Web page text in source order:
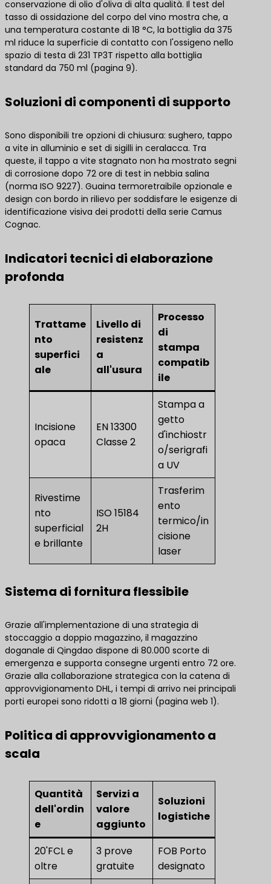
conservazione di olio d'oliva di alta qualità. Il test del
tasso di ossidazione del corpo del vino mostra che, a
una temperatura costante di 18 °C, la bottiglia da 375
ml riduce la superficie di contatto con l'ossigeno nello
spazio di testa di 231 TP3T rispetto alla bottiglia
standard da 750 ml (pagina 9).
Soluzioni di componenti di supporto
Sono disponibili tre opzioni di chiusura: sughero, tappo
a vite in alluminio e set di sigilli in ceralacca. Tra
queste, il tappo a vite stagnato non ha mostrato segni
di corrosione dopo 72 ore di test in nebbia salina
(norma ISO 9227). Guaina termoretraibile opzionale e
design con bordo in rilievo per soddisfare le esigenze di
identificazione visiva dei prodotti della serie Camus
Cognac.
Indicatori tecnici di elaborazione
profonda
Trattame
nto
superfici
ale
Livello di
resistenz
a
all'usura
Processo
di
stampa
compatib
ile
Incisione
opaca
EN 13300
Classe 2
Stampa a
getto
d'inchiostr
o/serigrafi
a UV
Rivestime
nto
superficial
e brillante
ISO 15184
2H
Trasferim
ento
termico/in
cisione
laser
Sistema di fornitura flessibile
Grazie all'implementazione di una strategia di
stoccaggio a doppio magazzino, il magazzino
doganale di Qingdao dispone di 80.000 scorte di
emergenza e supporta consegne urgenti entro 72 ore.
Grazie alla collaborazione strategica con la catena di
approvvigionamento DHL, i tempi di arrivo nei principali
porti europei sono ridotti a 18 giorni (pagina web 1).
Politica di approvvigionamento a
scala
Quantità
dell'ordin
e
Servizi a
valore
aggiunto
Soluzioni
logistiche
20'FCL e
oltre
3 prove
gratuite
FOB Porto
designato